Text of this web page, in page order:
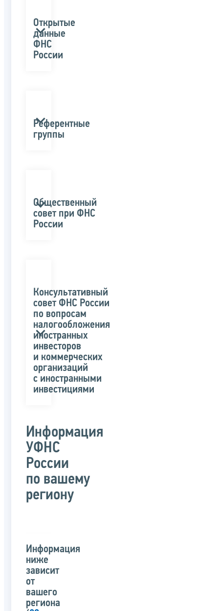
Открытые
данные
ФНС
России
Референтные
группы
Общественный
совет при ФНС
России
Консультативный
совет ФНС России
по вопросам
налогообложения
иностранных
инвесторов
и коммерческих
организаций
с иностранными
инвестициями
Информация
УФНС
России
по вашему
региону
Информация
ниже
зависит
от
вашего
региона